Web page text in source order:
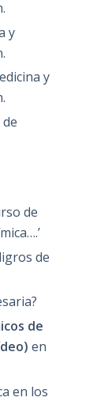
y
y
de
de
de
en
en los